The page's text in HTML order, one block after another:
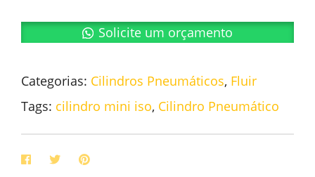
Solicite um orçamento
Categorias: Cilindros Pneumáticos, Fluir
Tags: cilindro mini iso, Cilindro Pneumático